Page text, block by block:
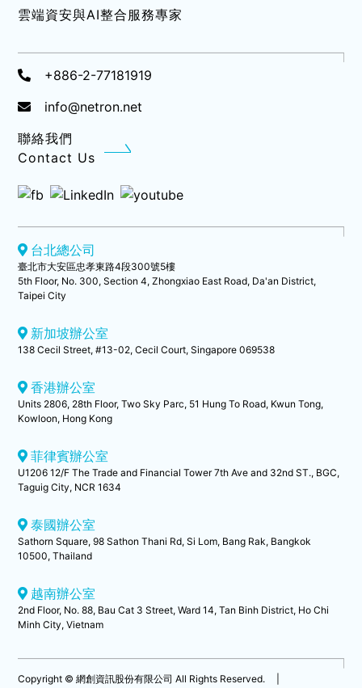
雲端資安與AI整合服務專家
+886-2-77181919
info@netron.net
聯絡我們
Contact Us
台北總公司
臺北市大安區忠孝東路4段300號5樓
5th Floor, No. 300, Section 4, Zhongxiao East Road, Da'an District,
Taipei City
新加坡辦公室
138 Cecil Street, #13-02, Cecil Court, Singapore 069538
香港辦公室
Units 2806, 28th Floor, Two Sky Parc, 51 Hung To Road, Kwun Tong,
Kowloon, Hong Kong
菲律賓辦公室
U1206 12/F The Trade and Financial Tower 7th Ave and 32nd ST., BGC,
Taguig City, NCR 1634
泰國辦公室
Sathorn Square, 98 Sathon Thani Rd, Si Lom, Bang Rak, Bangkok
10500, Thailand
越南辦公室
2nd Floor, No. 88, Bau Cat 3 Street, Ward 14, Tan Binh District, Ho Chi
Minh City, Vietnam
Copyright © 網創資訊股份有限公司 All Rights Reserved.